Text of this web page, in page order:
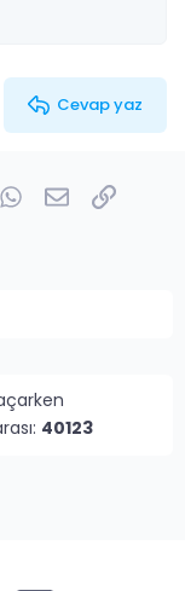
Cevap yaz
WhatsApp
E-postaLink
40123